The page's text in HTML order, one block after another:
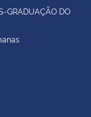
GRADUAÇÃO DO